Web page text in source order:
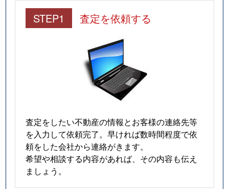
STEP1 査定を依頼する
査定をしたい不動産の情報とお客様の連絡先等
を入力して依頼完了。早ければ数時間程度で依
頼をした会社から連絡がきます。
希望や相談する内容があれば、その内容も伝え
ましょう。